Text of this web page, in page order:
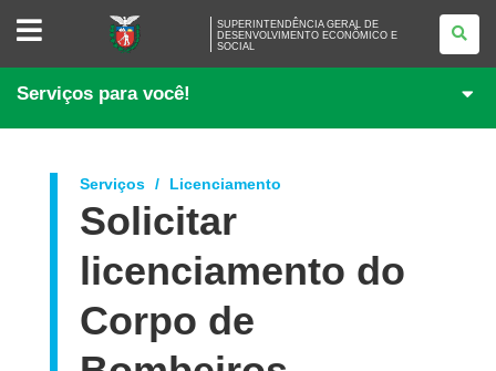
SUPERINTENDÊNCIA
DESENVOLVIMENTO
ECONÔMICO
E
SUPERINTENDÊNCIA GERAL DE
DESENVOLVIMENTO ECONÔMICO E
SOCIAL
Serviços para você!
Serviços Licenciamento
Solicitar
licenciamento do
Corpo de